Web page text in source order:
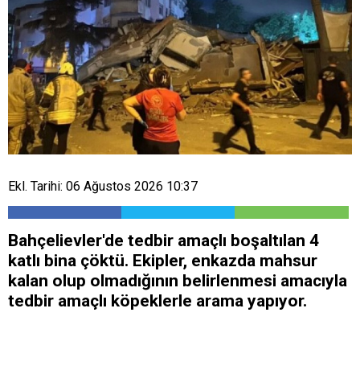
Ekl. Tarihi: 06 Ağustos 2026 10:37
Bahçelievler'de tedbir amaçlı boşaltılan 4
katlı bina çöktü. Ekipler, enkazda mahsur
kalan olup olmadığının belirlenmesi amacıyla
tedbir amaçlı köpeklerle arama yapıyor.